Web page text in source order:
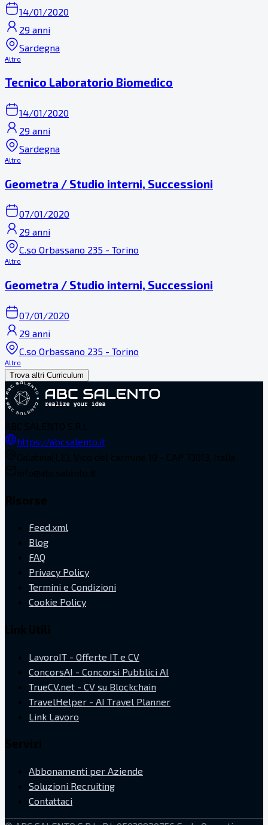
14/01/2020
29 anni
Sardegna
Altro
Tecnico Laboratorio Biomedico
14/01/2020
29 anni
Sardegna
Altro
Geometra / Studio interni, Successioni
07/01/2020
29 anni
C.so Orbassano 235 - Torino
Altro
Geometra / Studio interni, Successioni
07/01/2020
29 anni
C.so Orbassano 235 - Torino
Altro
Trova altri Curriculum
https://abcsalento.it
Feed.xml
Blog
FAQ
Privacy Policy
Termini e Condizioni
Cookie Policy
LavoroIT - Offerte IT e CV
ConcorsAI - Concorsi Pubblici AI
TrueCV.net - CV su Blockchain
TravelHelper - AI Travel Planner
Link Lavoro
Abbonamenti per Aziende
Soluzioni Recruiting
Contattaci